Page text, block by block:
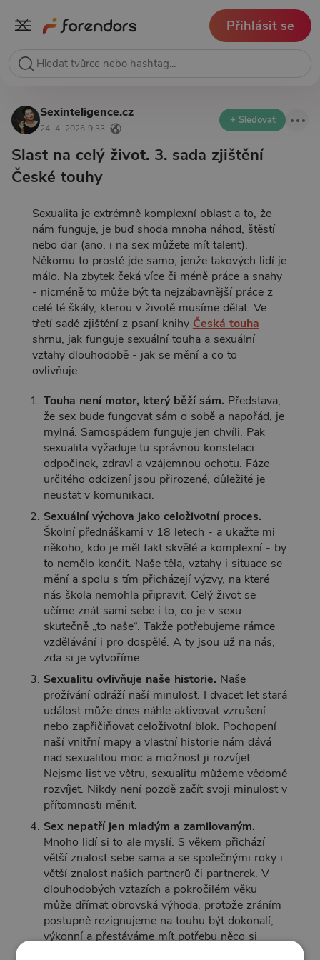
Přihlásit se
Sexinteligence.cz
24. 4. 2026 9:33
+ Sledovat
Slast na celý život. 3. sada zjištění
České touhy
Sexualita je extrémně komplexní oblast a to, že
nám funguje, je buď shoda mnoha náhod, štěstí
nebo dar (ano, i na sex můžete mít talent).
Někomu to prostě jde samo, jenže takových lidí je
málo. Na zbytek čeká více či méně práce a snahy
- nicméně to může být ta nejzábavnější práce z
celé té škály, kterou v životě musíme dělat. Ve
třetí sadě zjištění z psaní knihy Česká touha
shrnu, jak funguje sexuální touha a sexuální
vztahy dlouhodobě - jak se mění a co to
ovlivňuje.
Touha není motor, který běží sám. Představa,
že sex bude fungovat sám o sobě a napořád, je
mylná. Samospádem funguje jen chvíli. Pak
sexualita vyžaduje tu správnou konstelaci:
odpočinek, zdraví a vzájemnou ochotu. Fáze
určitého odcizení jsou přirozené, důležité je
neustat v komunikaci.
Sexuální výchova jako celoživotní proces.
Školní přednáškami v 18 letech - a ukažte mi
někoho, kdo je měl fakt skvělé a komplexní - by
to nemělo končit. Naše těla, vztahy i situace se
mění a spolu s tím přicházejí výzvy, na které
nás škola nemohla připravit. Celý život se
učíme znát sami sebe i to, co je v sexu
skutečně „to naše“. Takže potřebujeme rámce
vzdělávání i pro dospělé. A ty jsou už na nás,
zda si je vytvoříme.
Sexualitu ovlivňuje naše historie. Naše
prožívání odráží naší minulost. I dvacet let stará
událost může dnes náhle aktivovat vzrušení
nebo zapřičiňovat celoživotní blok. Pochopení
naší vnitřní mapy a vlastní historie nám dává
nad sexualitou moc a možnost ji rozvíjet.
Nejsme list ve větru, sexualitu můžeme vědomě
rozvíjet. Nikdy není pozdě začít svoji minulost v
přítomnosti měnit.
Sex nepatří jen mladým a zamilovaným.
Mnoho lidí si to ale myslí. S věkem přichází
větší znalost sebe sama a se společnými roky i
větší znalost našich partnerů či partnerek. V
dlouhodobých vztazích a pokročilém věku
může dřímat obrovská výhoda, protože zráním
postupně rezignujeme na touhu být dokonalí,
výkonní a přestáváme mít potřebu něco si